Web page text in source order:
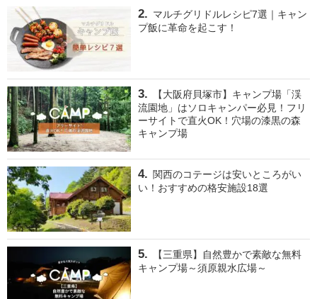
マルチグリドルレシピ7選｜キャン
プ飯に革命を起こす！
【大阪府貝塚市】キャンプ場「渓
流園地」はソロキャンパー必見！フリ
ーサイトで直火OK！穴場の漆黒の森
キャンプ場
関西のコテージは安いところがい
い！おすすめの格安施設18選
【三重県】自然豊かで素敵な無料
キャンプ場～須原親水広場～